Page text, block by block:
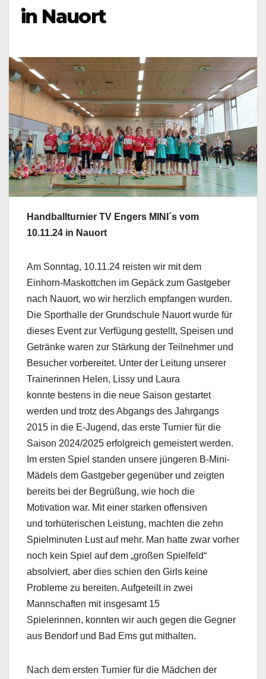
in Nauort
Handballturnier TV Engers MINI´s vom
10.11.24 in Nauort
Am Sonntag, 10.11.24 reisten wir mit dem
Einhorn-Maskottchen im Gepäck zum Gastgeber
nach Nauort, wo wir herzlich empfangen wurden.
Die Sporthalle der Grundschule Nauort wurde für
dieses Event zur Verfügung gestellt, Speisen und
Getränke waren zur Stärkung der Teilnehmer und
Besucher vorbereitet. Unter der Leitung unserer
Trainerinnen Helen, Lissy und Laura
konnte bestens in die neue Saison gestartet
werden und trotz des Abgangs des Jahrgangs
2015 in die E-Jugend, das erste Turnier für die
Saison 2024/2025 erfolgreich gemeistert werden.
Im ersten Spiel standen unsere jüngeren B-Mini-
Mädels dem Gastgeber gegenüber und zeigten
bereits bei der Begrüßung, wie hoch die
Motivation war. Mit einer starken offensiven
und torhüterischen Leistung, machten die zehn
Spielminuten Lust auf mehr. Man hatte zwar vorher
noch kein Spiel auf dem „großen Spielfeld“
absolviert, aber dies schien den Girls keine
Probleme zu bereiten. Aufgeteilt in zwei
Mannschaften mit insgesamt 15
Spielerinnen, konnten wir auch gegen die Gegner
aus Bendorf und Bad Ems gut mithalten.
Nach dem ersten Turnier für die Mädchen der